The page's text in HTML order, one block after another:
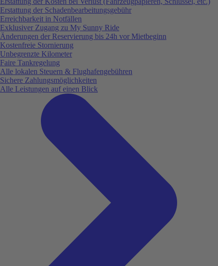
Erstattung der Schadenbearbeitungsgebühr
Erreichbarkeit in Notfällen
Exklusiver Zugang zu My Sunny Ride
Änderungen der Reservierung bis 24h vor Mietbeginn
Kostenfreie Stornierung
Unbegrenzte Kilometer
Faire Tankregelung
Alle lokalen Steuern & Flughafengebühren
Sichere Zahlungsmöglichkeiten
Alle Leistungen auf einen Blick